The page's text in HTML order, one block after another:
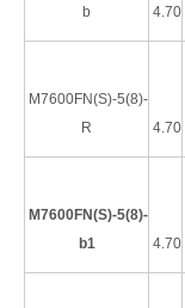
b
4.70
M7600FN(S)-5(8)-
R
4.70
M7600FN(S)-5(8)-
b1
4.70